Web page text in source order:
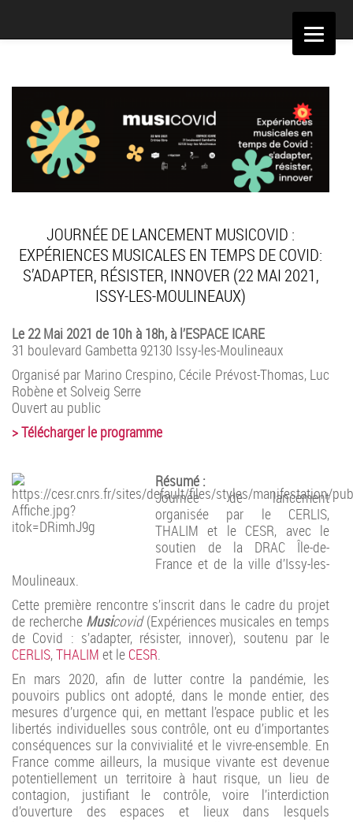
Aller
JOURNÉE DE LANCEMENT MUSICOVID :
EXPÉRIENCES MUSICALES EN TEMPS DE COVID:
S’ADAPTER, RÉSISTER, INNOVER (22 MAI 2021,
ISSY-LES-MOULINEAUX)
Le 22 Mai 2021 de 10h à 18h, à l’ESPACE ICARE
31 boulevard Gambetta 92130 Issy-les-Moulineaux
Organisé par Marino Crespino, Cécile Prévost-Thomas, Luc
Robène et Solveig Serre
Ouvert au public
>Télécharger le programme
Résumé :
Journée de lancement
organisée par le CERLIS,
THALIM et le CESR, avec le
soutien de la DRAC Île-de-
France et de la ville d’Issy-les-
Moulineaux.
Cette première rencontre s’inscrit dans le cadre du projet
de recherche Musicovid(Expériences musicales en temps
de Covid : s’adapter, résister, innover), soutenu par le
CERLIS,THALIM et le CESR.
En mars 2020, afin de lutter contre la pandémie, les
pouvoirs publics ont adopté, dans le monde entier, des
mesures d’urgence qui, en mettant l’espace public et les
libertés individuelles sous contrôle, ont eu d’importantes
conséquences sur la convivialité et le vivre-ensemble. En
France comme ailleurs, la musique vivante est devenue
potentiellement un territoire à haut risque, un lieu de
contagion, justifiant le contrôle, voire l’interdiction
d’ouverture des espaces et lieux dans lesquels